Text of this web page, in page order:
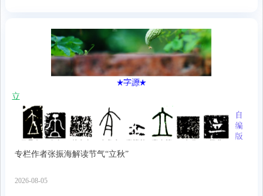
专栏作者张振海解读节气“立秋”
2026-08-05